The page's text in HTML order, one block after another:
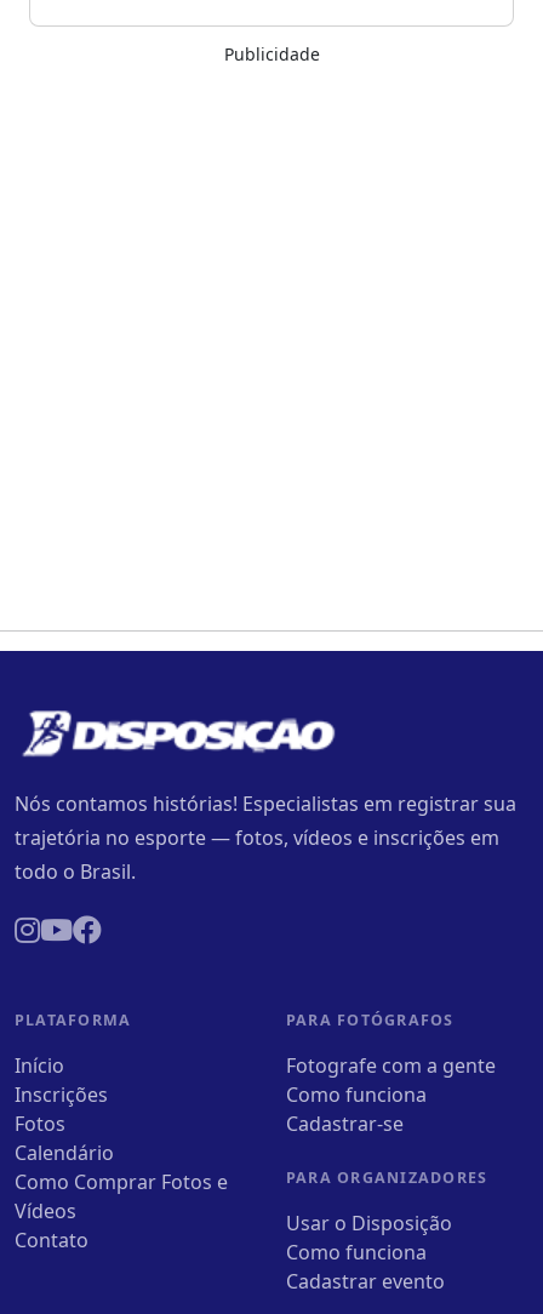
Publicidade
Nós contamos histórias! Especialistas em registrar sua
trajetória no esporte — fotos, vídeos e inscrições em
todo o Brasil.
PLATAFORMA
Início
Inscrições
Fotos
Calendário
Como Comprar Fotos e
Vídeos
Contato
PARA FOTÓGRAFOS
Fotografe com a gente
Como funciona
Cadastrar-se
PARA ORGANIZADORES
Usar o Disposição
Como funciona
Cadastrar evento